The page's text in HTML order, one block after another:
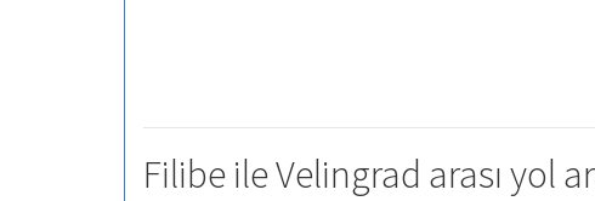
Filibe ile Velingrad arası yol